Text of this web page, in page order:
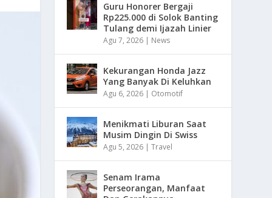
Guru Honorer Bergaji
Rp225.000 di Solok Banting
Tulang demi Ijazah Linier
Agu 7, 2026 | News
Kekurangan Honda Jazz
Yang Banyak Di Keluhkan
Agu 6, 2026 | Otomotif
Menikmati Liburan Saat
Musim Dingin Di Swiss
Agu 5, 2026 |Travel
Senam Irama
Perseorangan, Manfaat